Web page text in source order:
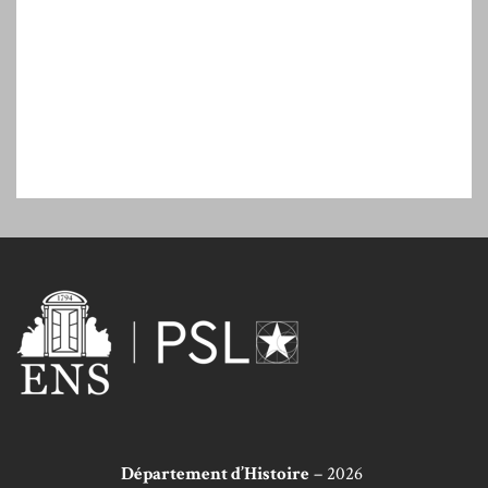
Département d’Histoire – 2026